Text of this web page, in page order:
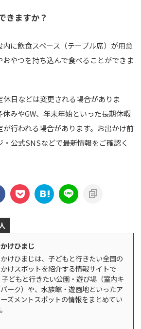
きますか？
に飲食スペース（テーブル席）が用意
やつを持ち込んで食べることができま
日などは変更される場合がありま
みやGW、年末年始といった長期休暇
行われる場合があります。お出かけ前
・公式SNSなどで最新情報をご確認く
けひまじ
けひまじは、子どもと行きたい全国の
けスポットを紹介する情報サイトで
子どもと行きたい公園・遊び場（室内キ
ーク）や、水族館・遊園地といったア
ズメントスポットの情報をまとめてい